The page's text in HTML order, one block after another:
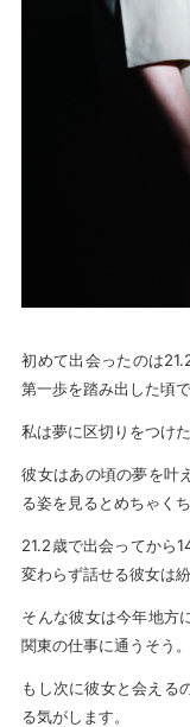
初めて出会ったのは
第一歩を踏み出した頃で
私は夢に区切りをつけた
彼女はあの頃の夢を叶
る姿を見るとめちゃく
21.2歳で出会ってから
変わらず話せる彼女は
そんな彼女は今年地方
関東の仕事に通うそう。
もし次に彼女と会える
る気がします。